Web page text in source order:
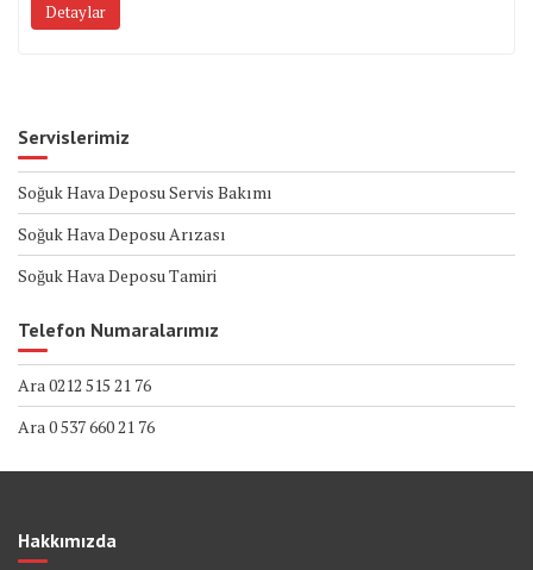
Detaylar
Servislerimiz
Soğuk Hava Deposu Servis Bakımı
Soğuk Hava Deposu Arızası
Soğuk Hava Deposu Tamiri
Telefon Numaralarımız
Ara 0212 515 21 76
Ara 0 537 660 21 76
Hakkımızda